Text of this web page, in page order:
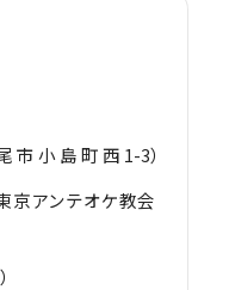
市 小 島 町 西 1-3）
京アンテオケ教会